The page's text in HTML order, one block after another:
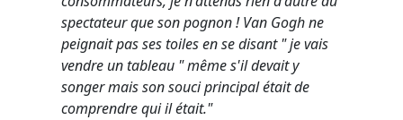
spectateur que son pognon ! Van Gogh ne
peignait pas ses toiles en se disant " je vais
vendre un tableau " même s'il devait y
songer mais son souci principal était de
comprendre qui il était."